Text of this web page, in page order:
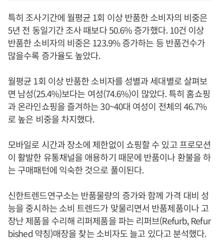
특히 조사기간에 월평균 1회 이상 반품한 소비자의 비중은
5년 전 동일기간 조사 때보다 50.6% 증가했다. 10건 이상
반품한 소비자의 비중은 123.9% 증가하는 등 반품건수가
많을수록 증가율도 높았다.
월평균 1회 이상 반품한 소비자를 성별과 세대별로 살펴보
면 남성(25.4%)보다는 여성(74.6%)이 많았다. 특히 홈쇼핑
과 온라인쇼핑을 즐겨하는 30~40대 여성이 전체의 46.7%
로 높은 비중을 차지했다.
모바일로 시간과 장소에 제한없이 쇼핑할 수 있고 프로모션
이 활발한 유통채널을 애용하기 때문에 반품이나 환불을 하
는 구매패턴에 익숙한 것으로 풀이된다.
신한트렌드연구소는 반품물량의 증가와 함께 가격 대비 성
능을 중시하는 소비 트렌드가 맞물리면서 반품제품이나 고
장난 제품을 수리해 리퍼제품을 파는 리퍼브(Refurb, Refur
bished 약칭)매장을 찾는 소비자도 늘고 있다고 분석했다.